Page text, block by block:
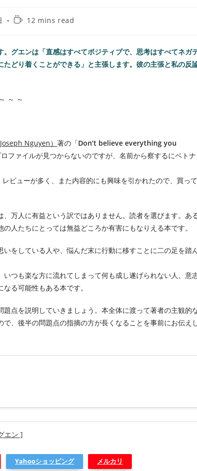
12 mins read
グエンは「直感はすべてポジティブで、思考はすべてネガ
どり着くことができる」と主張します。彼の主張と私の反
～ ～
Nguyen） 著の「Don’t believe everything you
ファイルが見つからないのですが、名前から察するにベトナ
ビューが多く、また内容的にも興味を引かれたので、買って
万人に有益という訳ではありません。読者を選びます。あ
人たちにとっては無益どころか有害にもなりえる本です。
をしている人や、悩んだ末に行動に移すことに二の足を踏
つも楽な方に流れてしまって何も成し遂げられない人、意
る可能性もある本です。
点を説明していきましょう。本全体に渡って著者の主観的
、後半の問題点の指摘の方が長くなることを事前にお伝え
エン ]
Yahooショッピング メルカリ